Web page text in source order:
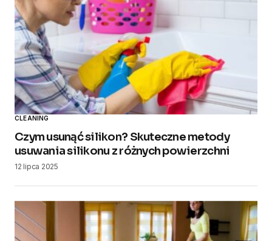
CLEANING
Czym usunąć silikon? Skuteczne metody
usuwania silikonu z różnych powierzchni
12 lipca 2025